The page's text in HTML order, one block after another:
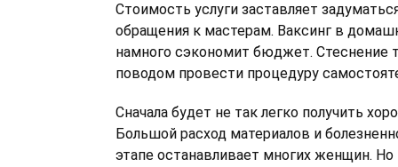
Стоимость услуги заставляет
обращения к мастерам. Ваксинг в
намного сэкономит бюджет. Стеснение
поводом провести процедуру
Сначала будет не так легко получить
Большой расход материалов и
этапе останавливает многих женщин.